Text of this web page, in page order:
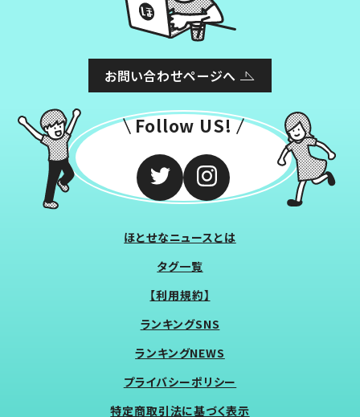
お問い合わせページへ
Follow US!
ほとせなニュースとは
タグ一覧
【利用規約】
ランキングSNS
ランキングNEWS
プライバシーポリシー
特定商取引法に基づく表示